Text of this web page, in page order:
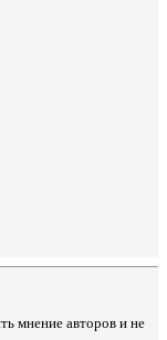
мнение авторов и не